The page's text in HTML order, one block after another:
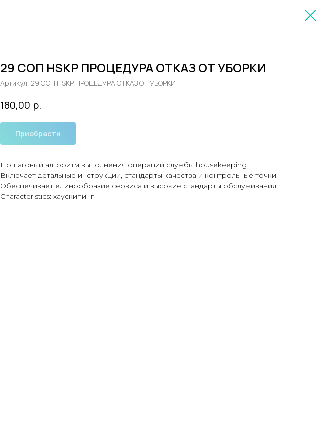
29 СОП HSKP ПРОЦЕДУРА ОТКАЗ ОТ УБОРКИ
Артикул: 29 СОП HSKP ПРОЦЕДУРА ОТКАЗ ОТ УБОРКИ
180,00 р.
Приобрести
Пошаговый алгоритм выполнения операций службы housekeeping.
Включает детальные инструкции, стандарты качества и контрольные точки.
Обеспечивает единообразие сервиса и высокие стандарты обслуживания.
Characteristics: хаускипинг